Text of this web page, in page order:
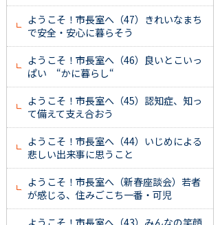
ようこそ！市長室へ（47）きれいなまち
で安全・安心に暮らそう
ようこそ！市長室へ（46）良いとこいっ
ぱい “かに暮らし“
ようこそ！市長室へ（45）認知症、知っ
て備えて支え合おう
ようこそ！市長室へ（44）いじめによる
悲しい出来事に思うこと
ようこそ！市長室へ（新春座談会）若者
が感じる、住みごこち一番・可児